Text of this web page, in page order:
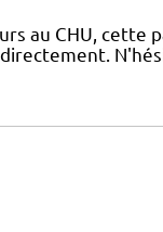
au CHU, cette